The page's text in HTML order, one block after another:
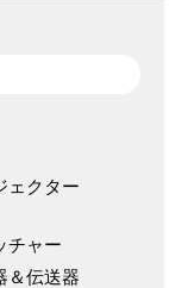
ェクター
チャー
＆伝送器